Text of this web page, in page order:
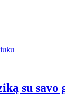
su savo